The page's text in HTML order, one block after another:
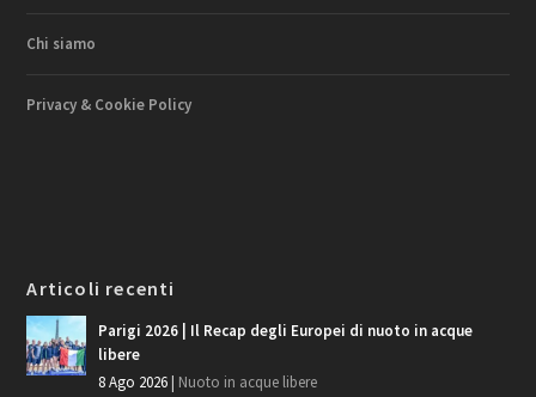
Chi siamo
Privacy & Cookie Policy
Articoli recenti
Parigi 2026 | Il Recap degli Europei di nuoto in acque
libere
8 Ago 2026| Nuoto in acque libere